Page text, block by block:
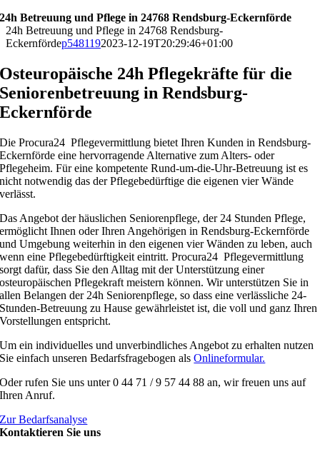
24h Betreuung und Pflege in 24768 Rendsburg-Eckernförde
24h Betreuung und Pflege in 24768 Rendsburg-
Eckernfördep5481192023-12-19T20:29:46+01:00
Osteuropäische 24h Pflegekräfte für die
Seniorenbetreuung in Rendsburg-
Eckernförde
Die Procura24 Pflegevermittlung bietet Ihren Kunden in Rendsburg-
Eckernförde eine hervorragende Alternative zum Alters- oder
Pflegeheim. Für eine kompetente Rund-um-die-Uhr-Betreuung ist es
nicht notwendig das der Pflegebedürftige die eigenen vier Wände
verlässt.
Das Angebot der häuslichen Seniorenpflege, der 24 Stunden Pflege,
ermöglicht Ihnen oder Ihren Angehörigen in Rendsburg-Eckernförde
und Umgebung weiterhin in den eigenen vier Wänden zu leben, auch
wenn eine Pflegebedürftigkeit eintritt. Procura24 Pflegevermittlung
sorgt dafür, dass Sie den Alltag mit der Unterstützung einer
osteuropäischen Pflegekraft meistern können. Wir unterstützen Sie in
allen Belangen der 24h Seniorenpflege, so dass eine verlässliche 24-
Stunden-Betreuung zu Hause gewährleistet ist, die voll und ganz Ihren
Vorstellungen entspricht.
Um ein individuelles und unverbindliches Angebot zu erhalten nutzen
Sie einfach unseren Bedarfsfragebogen alsOnlineformular.
Oder rufen Sie uns unter 0 44 71 / 9 57 44 88 an, wir freuen uns auf
Ihren Anruf.
Zur Bedarfsanalyse
Kontaktieren Sie uns